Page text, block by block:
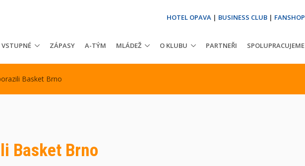
HOTEL OPAVA | BUSINESS CLUB | FANSHOP
VSTUPNÉ ZÁPASY A-TÝM MLÁDEŽ O KLUBU PARTNEŘI SPOLUPRACUJEME
Basket Brno
Basket Brno